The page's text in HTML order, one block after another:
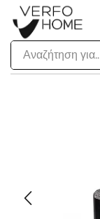
Αναζήτηση για..